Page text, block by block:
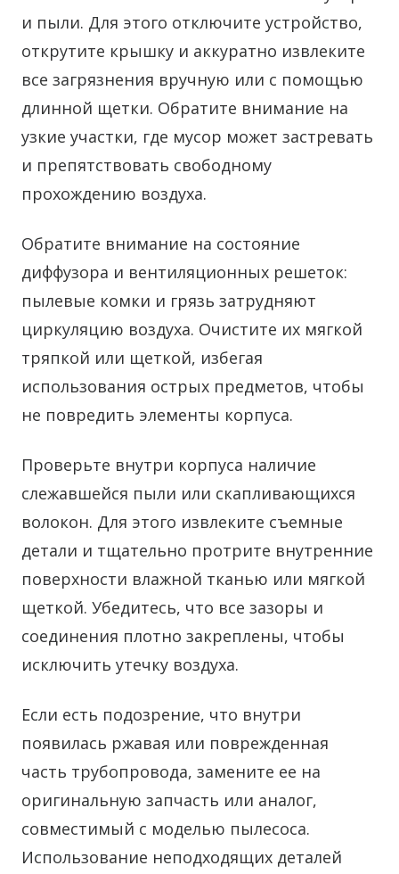
и пыли. Для этого отключите устройство,
открутите крышку и аккуратно извлеките
все загрязнения вручную или с помощью
длинной щетки. Обратите внимание на
узкие участки, где мусор может застревать
и препятствовать свободному
прохождению воздуха.
Обратите внимание на состояние
диффузора и вентиляционных решеток:
пылевые комки и грязь затрудняют
циркуляцию воздуха. Очистите их мягкой
тряпкой или щеткой, избегая
использования острых предметов, чтобы
не повредить элементы корпуса.
Проверьте внутри корпуса наличие
слежавшейся пыли или скапливающихся
волокон. Для этого извлеките съемные
детали и тщательно протрите внутренние
поверхности влажной тканью или мягкой
щеткой. Убедитесь, что все зазоры и
соединения плотно закреплены, чтобы
исключить утечку воздуха.
Если есть подозрение, что внутри
появилась ржавая или поврежденная
часть трубопровода, замените ее на
оригинальную запчасть или аналог,
совместимый с моделью пылесоса.
Использование неподходящих деталей